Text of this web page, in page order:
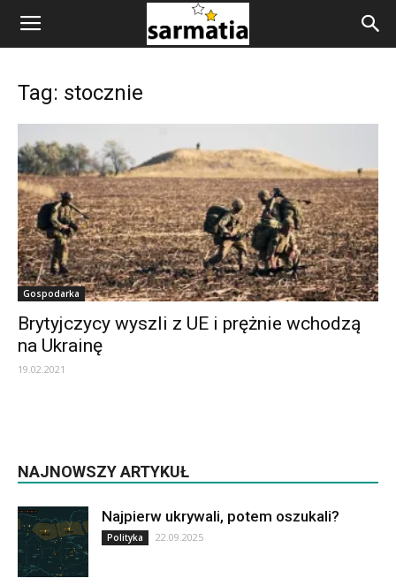
Tag: stocznie
Gospodarka
Brytyjczycy wyszli z UE i prężnie wchodzą
na Ukrainę
19.02.2021
NAJNOWSZY ARTYKUŁ
Najpierw ukrywali, potem oszukali?
Polityka 22.09.2025